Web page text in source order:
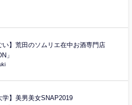
い】荒田のソムリエ在中お酒専門店
」
学】美男美女SNAP2019